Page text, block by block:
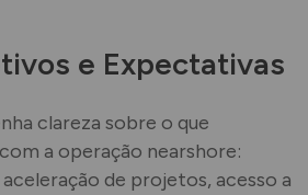
e Expectativas
clareza sobre o que
a operação nearshore:
de projetos, acesso a